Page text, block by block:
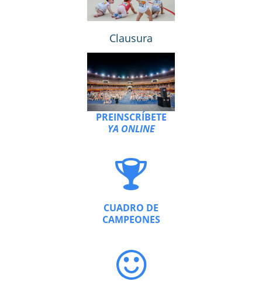
Clausura
PREINSCRÍBETE
YA ONLINE
CUADRO DE
CAMPEONES